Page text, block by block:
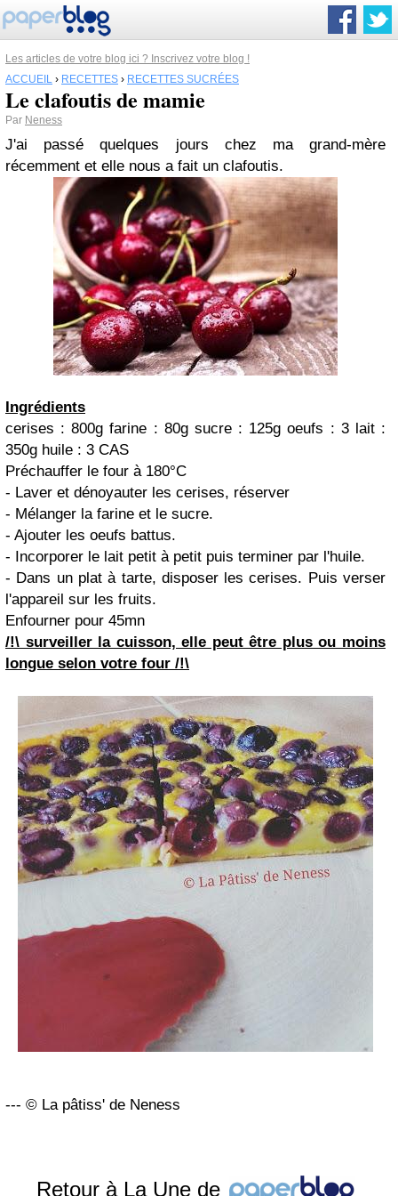
Les articles de votre blog ici ? Inscrivez votre blog !
ACCUEIL › RECETTES › RECETTES SUCRÉES
Le clafoutis de mamie
Par Neness
J'ai passé quelques jours chez ma grand-mère
récemment et elle nous a fait un clafoutis.
Ingrédients
cerises : 800g farine : 80g sucre : 125g oeufs : 3 lait :
350g huile : 3 CAS
Préchauffer le four à 180°C
- Laver et dénoyauter les cerises, réserver
- Mélanger la farine et le sucre.
- Ajouter les oeufs battus.
- Incorporer le lait petit à petit puis terminer par l'huile.
- Dans un plat à tarte, disposer les cerises. Puis verser
l'appareil sur les fruits.
Enfourner pour 45mn
/!\ surveiller la cuisson, elle peut être plus ou moins
longue selon votre four /!\
--- © La pâtiss' de Neness
Retour à La Une de